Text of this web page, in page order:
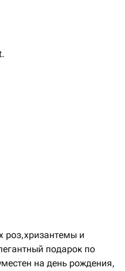
роз,хризантемы и
подарок по
на день рождения,